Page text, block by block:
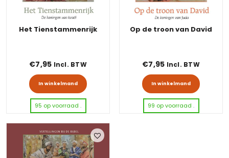
Het Tienstammenrijk
€7,95 Incl. BTW
In winkelmand
95 op voorraad .
Op de troon van David
€7,95 Incl. BTW
In winkelmand
99 op voorraad .